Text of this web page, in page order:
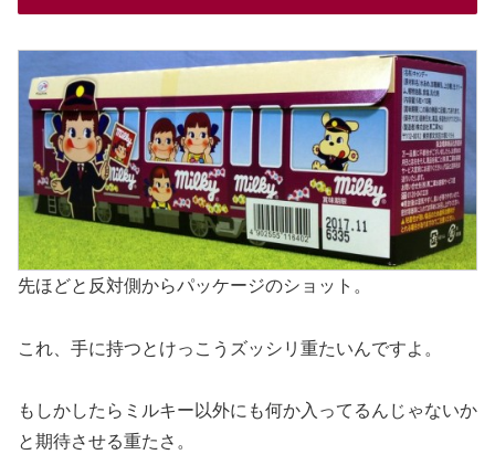
先ほどと反対側からパッケージのショット。
これ、手に持つとけっこうズッシリ重たいんですよ。
もしかしたらミルキー以外にも何か入ってるんじゃないか
と期待させる重たさ。